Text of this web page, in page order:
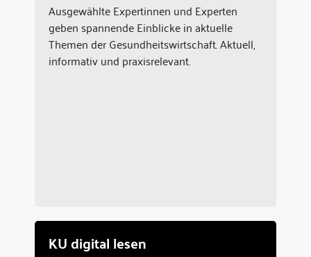
Ausgewählte Expertinnen und Experten
geben spannende Einblicke in aktuelle
Themen der Gesundheitswirtschaft. Aktuell,
informativ und praxisrelevant.
KU digital lesen